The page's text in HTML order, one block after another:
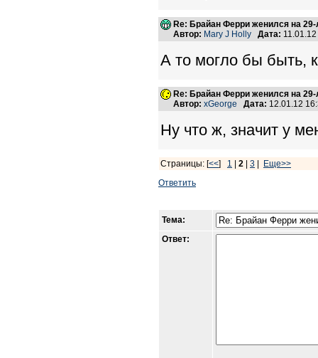
Re: Брайан Ферри женился на
Автор: Mary J Holly Дата:
А то могло бы быть,
Re: Брайан Ферри женился на
Автор: xGeorge Дата: 12.01.12
Ну что ж, значит у
Страницы: [<<] 1 2 3
Еще>>
Ответить
Тема:
Ответ: